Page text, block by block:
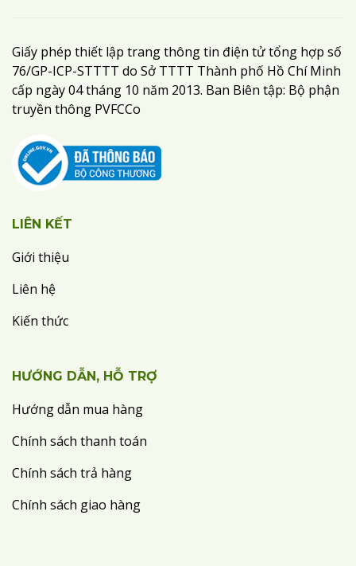
Giấy phép thiết lập trang thông tin điện tử tổng hợp số
76/GP-ICP-STTTT do Sở TTTT Thành phố Hồ Chí Minh
cấp ngày 04 tháng 10 năm 2013. Ban Biên tập: Bộ phận
truyền thông PVFCCo
LIÊN KẾT
Giới thiệu
Liên hệ
Kiến thức
HƯỚNG DẪN, HỖ TRỢ
Hướng dẫn mua hàng
Chính sách thanh toán
Chính sách trả hàng
Chính sách giao hàng